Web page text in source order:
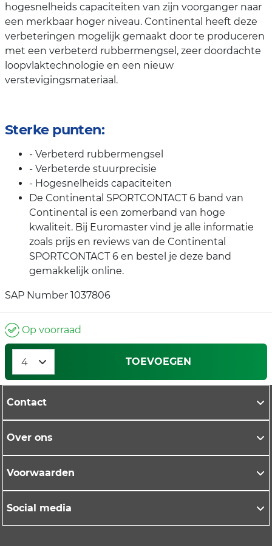
hogesnelheids capaciteiten van zijn voorganger naar
een merkbaar hoger niveau. Continental heeft deze
verbeteringen mogelijk gemaakt door te produceren
met een verbeterd rubbermengsel, zeer doordachte
loopvlaktechnologie en een nieuw
verstevigingsmateriaal.
Sterke punten:
- Verbeterd rubbermengsel
- Verbeterde stuurprecisie
- Hogesnelheids capaciteiten
De Continental SPORTCONTACT 6 band van
Continental is een zomerband van hoge
kwaliteit. Bij Euromaster vind je alle informatie
zoals prijs en reviews van de Continental
SPORTCONTACT 6 en bestel je deze band
gemakkelijk online.
SAP Number 1037806
Op voorraad
TOEVOEGEN
Contact
Over ons
Voorwaarden
Social media